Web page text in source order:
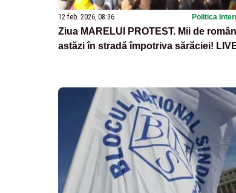
12 feb. 2026, 08:36 Politica
Ziua MARELUI PROTEST. Mii de
astăzi în stradă împotriva sărăciei!